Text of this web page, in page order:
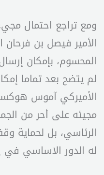
ومع تراجع احتمال
الأمير فيصل بن فرحان
المحسوم، بإمكان
لم يتضح بعد تماما
الأميركي آموس
مجيئه على أحر من
الرئاسي، بل لحماية
له الدور الاساسي في